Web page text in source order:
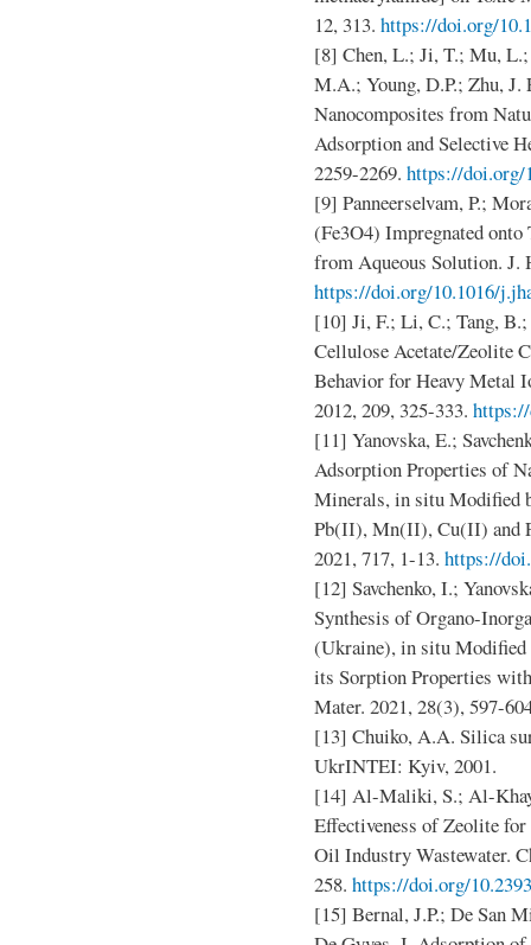
12, 313. https://doi.org/
[8] Chen, L.; Ji, T.; Mu,
M.A.; Young, D.P.; Zhu, J.
Nanocomposites from
Adsorption and Selective
2259-2269. https://doi.org/
[9] Panneerselvam, P.;
(Fe3O4) Impregnated
from Aqueous Solution. J.
https://doi.org/10.1016/
[10] Ji, F.; Li, C.; Tang,
Cellulose Acetate/Zeolite
Behavior for Heavy Metal
2012, 209, 325-333.
[11] Yanovska, E.;
Adsorption Properties of
Minerals, in situ Modified
Pb(ІІ), Mn(ІІ), Cu(ІІ)
2021, 717, 1-13. https://
[12] Savchenko, I.;
Synthesis of Organo-
(Ukraine), in situ Modified
its Sorption Properties
Mater. 2021, 28(3), 597-
[13] Chuiko, A.A. Silica
UkrINTEI: Kyiv, 2001.
[14] Al-Maliki, S.; Al-
Effectiveness of Zeolite
Oil Industry Wastewater.
258. https://doi.org/
[15] Bernal, J.P.; De San